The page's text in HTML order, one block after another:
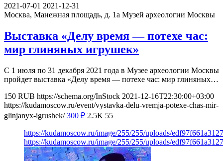
2021-07-01 2021-12-31
Москва, Манежная площадь, д. 1а Музей археологии Москвы
Выставка «Делу время — потехе час:
мир глиняных игрушек»
С 1 июля по 31 декабря 2021 года в Музее археологии Москвы
пройдет выставка «Делу время — потехе час: мир глиняных…
150 RUB https://schema.org/InStock 2021-12-16T22:30:00+03:00
https://kudamoscow.ru/event/vystavka-delu-vremja-potexe-chas-mir-
glinjanyx-igrushek/ 300 ₽ 2.5K 55
https://kudamoscow.ru/image/255/255/uploads/
https://kudamoscow.ru/image/255/255/uploads/